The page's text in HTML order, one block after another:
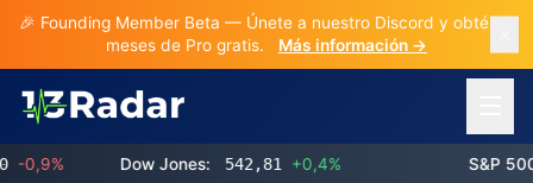
🎉 Founding Member Beta — Únete a nuestro Discord y obtén 3
meses de Pro gratis.
Más información →
0,9% Dow Jones: 542,81 +0,4% S&P 500: